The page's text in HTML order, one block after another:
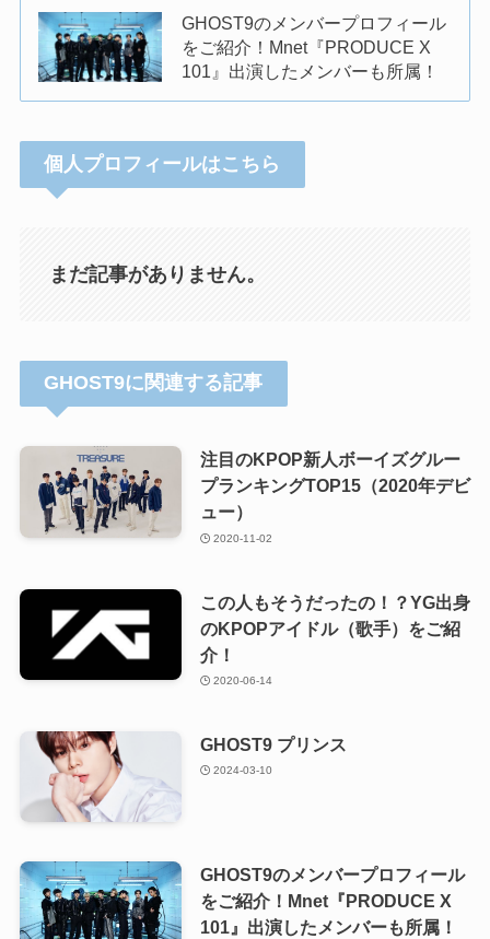
GHOST9のメンバープロフィール
をご紹介！Mnet『PRODUCE X
101』出演したメンバーも所属！
個人プロフィールはこちら
まだ記事がありません。
GHOST9に関連する記事
注目のKPOP新人ボーイズグルー
プランキングTOP15（2020年デビ
ュー）
2020-11-02
この人もそうだったの！？YG出身
のKPOPアイドル（歌手）をご紹
介！
2020-06-14
GHOST9 プリンス
2024-03-10
GHOST9のメンバープロフィール
をご紹介！Mnet『PRODUCE X
101』出演したメンバーも所属！